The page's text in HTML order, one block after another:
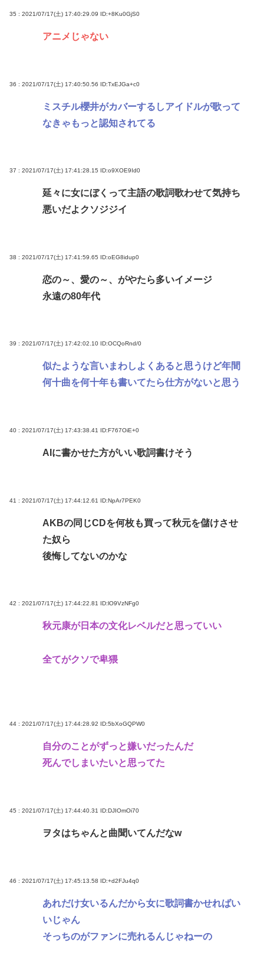
35 : 2021/07/17(土) 17:40:29.09 ID:+8Ku0GjS0
アニメじゃない
36 : 2021/07/17(土) 17:40:50.56 ID:TxEJGa+c0
ミスチル櫻井がカバーするしアイドルが歌って
なきゃもっと認知されてる
37 : 2021/07/17(土) 17:41:28.15 ID:o9XOE9Id0
延々に女にぼくって主語の歌詞歌わせて気持ち
悪いだよクソジジイ
38 : 2021/07/17(土) 17:41:59.65 ID:oEG8idup0
恋の～、愛の～、がやたら多いイメージ
永遠の80年代
39 : 2021/07/17(土) 17:42:02.10 ID:OCQoRnd/0
似たような言いまわしよくあると思うけど年間
何十曲を何十年も書いてたら仕方がないと思う
40 : 2021/07/17(土) 17:43:38.41 ID:F767OiE+0
AIに書かせた方がいい歌詞書けそう
41 : 2021/07/17(土) 17:44:12.61 ID:NpAr7PEK0
AKBの同じCDを何枚も買って秋元を儲けさせ
た奴ら
後悔してないのかな
42 : 2021/07/17(土) 17:44:22.81 ID:lO9VzNFg0
秋元康が日本の文化レベルだと思っていい
全てがクソで卑猥
44 : 2021/07/17(土) 17:44:28.92 ID:5bXoGQPW0
自分のことがずっと嫌いだったんだ
死んでしまいたいと思ってた
45 : 2021/07/17(土) 17:44:40.31 ID:DJIOmOi70
ヲタはちゃんと曲聞いてんだなw
46 : 2021/07/17(土) 17:45:13.58 ID:+d2FJu4q0
あれだけ女いるんだから女に歌詞書かせればい
いじゃん
そっちのがファンに売れるんじゃねーの